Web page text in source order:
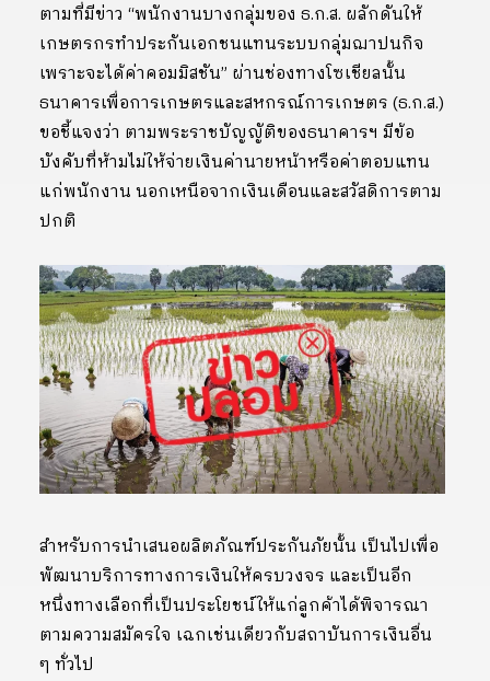
ตามที่มีข่าว “พนักงานบางกลุ่มของ ธ.ก.ส. ผลักดันให้
เกษตรกรทำประกันเอกชนแทนระบบกลุ่มฌาปนกิจ
เพราะจะได้ค่าคอมมิสชัน” ผ่านช่องทางโซเชียลนั้น
ธนาคารเพื่อการเกษตรและสหกรณ์การเกษตร (ธ.ก.ส.)
ขอชี้แจงว่า ตามพระราชบัญญัติของธนาคารฯ มีข้อ
บังคับที่ห้ามไม่ให้จ่ายเงินค่านายหน้าหรือค่าตอบแทน
แก่พนักงาน นอกเหนือจากเงินเดือนและสวัสดิการตาม
ปกติ
สำหรับการนำเสนอผลิตภัณฑ์ประกันภัยนั้น เป็นไปเพื่อ
พัฒนาบริการทางการเงินให้ครบวงจร และเป็นอีก
หนึ่งทางเลือกที่เป็นประโยชน์ให้แก่ลูกค้าได้พิจารณา
ตามความสมัครใจ เฉกเช่นเดียวกับสถาบันการเงินอื่น
ๆ ทั่วไป